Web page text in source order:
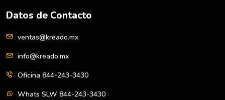
Datos de Contacto
ventas@kreado.mx
info@kreado.mx
Oficina 844-243-3430
Whats SLW 844-243-3430